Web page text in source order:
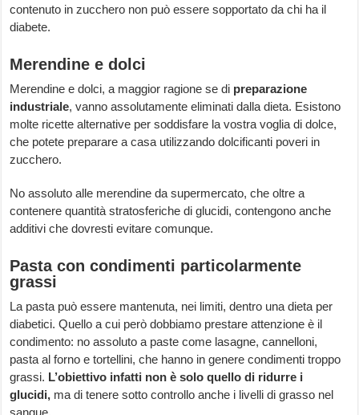
contenuto in zucchero non può essere sopportato da chi ha il
diabete.
Merendine e dolci
Merendine e dolci, a maggior ragione se di preparazione
industriale, vanno assolutamente eliminati dalla dieta. Esistono
molte ricette alternative per soddisfare la vostra voglia di dolce,
che potete preparare a casa utilizzando dolcificanti poveri in
zucchero.
No assoluto alle merendine da supermercato, che oltre a
contenere quantità stratosferiche di glucidi, contengono anche
additivi che dovresti evitare comunque.
Pasta con condimenti particolarmente
grassi
La pasta può essere mantenuta, nei limiti, dentro una dieta per
diabetici. Quello a cui però dobbiamo prestare attenzione è il
condimento: no assoluto a paste come lasagne, cannelloni,
pasta al forno e tortellini, che hanno in genere condimenti troppo
grassi. L’obiettivo infatti non è solo quello di ridurre i
glucidi, ma di tenere sotto controllo anche i livelli di grasso nel